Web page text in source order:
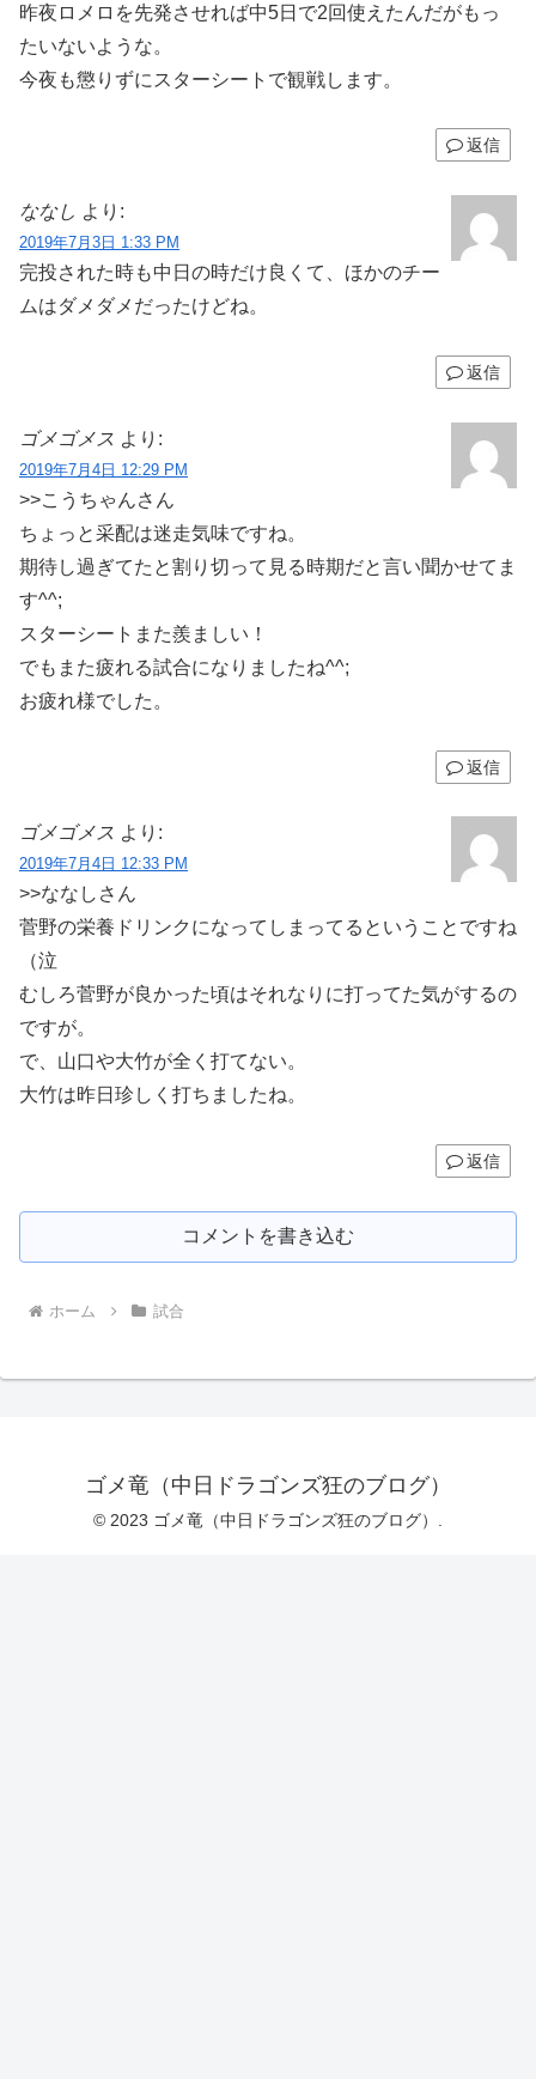
昨夜ロメロを先発させれば中5日で2回使えたんだがもっ
たいないような。
今夜も懲りずにスターシートで観戦します。
返信
ななし より:
2019年7月3日 1:33 PM
完投された時も中日の時だけ良くて、ほかのチー
ムはダメダメだったけどね。
返信
ゴメゴメス より:
2019年7月4日 12:29 PM
>>こうちゃんさん
ちょっと采配は迷走気味ですね。
期待し過ぎてたと割り切って見る時期だと言い聞かせてま
す^^;
スターシートまた羨ましい！
でもまた疲れる試合になりましたね^^;
お疲れ様でした。
返信
ゴメゴメス より:
2019年7月4日 12:33 PM
>>ななしさん
菅野の栄養ドリンクになってしまってるということですね
（泣
むしろ菅野が良かった頃はそれなりに打ってた気がするの
ですが。
で、山口や大竹が全く打てない。
大竹は昨日珍しく打ちましたね。
返信
コメントを書き込む
ホーム 試合
ゴメ竜（中日ドラゴンズ狂のブログ）
© 2023 ゴメ竜（中日ドラゴンズ狂のブログ）.